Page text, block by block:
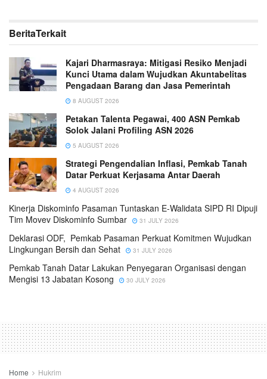
BeritaTerkait
Kajari Dharmasraya: Mitigasi Resiko Menjadi
Kunci Utama dalam Wujudkan Akuntabelitas
Pengadaan Barang dan Jasa Pemerintah
8 AUGUST 2026
Petakan Talenta Pegawai, 400 ASN Pemkab
Solok Jalani Profiling ASN 2026
5 AUGUST 2026
Strategi Pengendalian Inflasi, Pemkab Tanah
Datar Perkuat Kerjasama Antar Daerah
4 AUGUST 2026
Kinerja Diskominfo Pasaman Tuntaskan E-Walidata SIPD RI Dipuji
Tim Movev Diskominfo Sumbar
31 JULY 2026
Deklarasi ODF, Pemkab Pasaman Perkuat Komitmen Wujudkan
Lingkungan Bersih dan Sehat
31 JULY 2026
Pemkab Tanah Datar Lakukan Penyegaran Organisasi dengan
Mengisi 13 Jabatan Kosong
30 JULY 2026
Home Hukrim